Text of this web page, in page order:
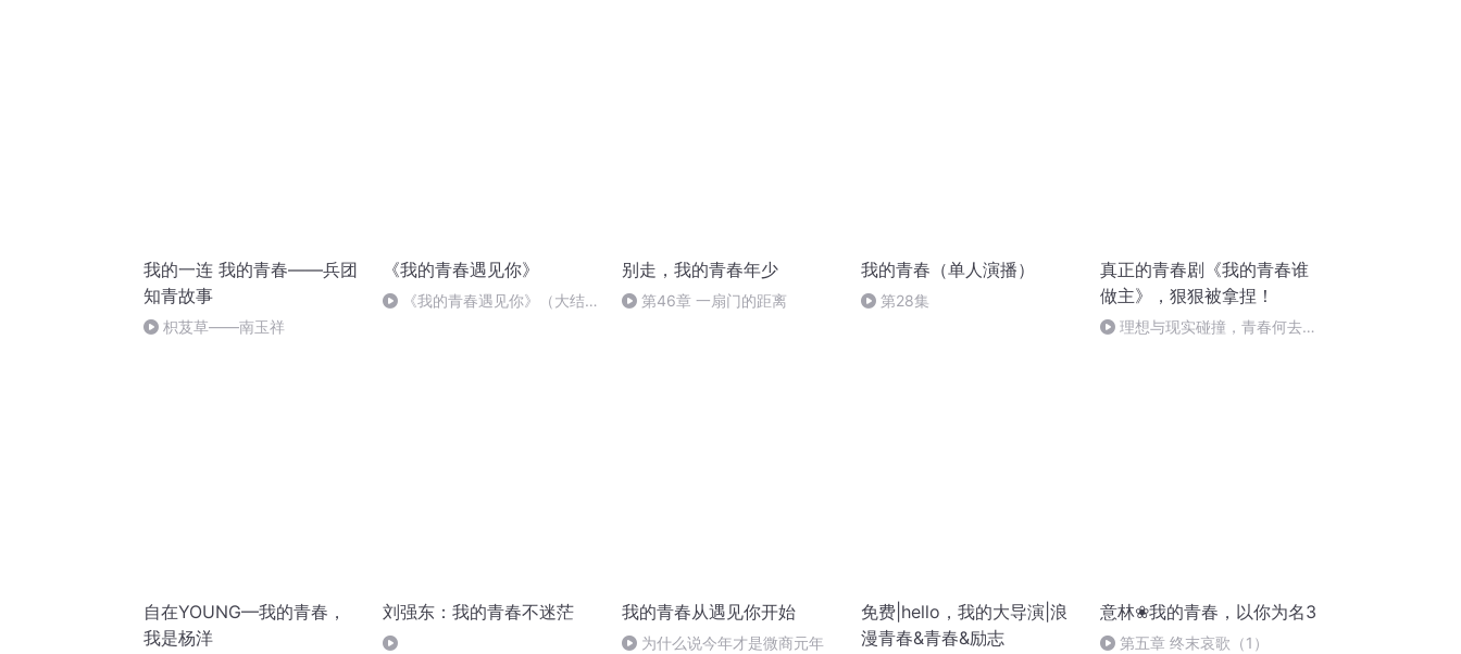
我的一连 我的青春——兵团
知青故事
枳芨草——南玉祥
《我的青春遇见你》
《我的青春遇见你》（大结
别走，我的青春年少
第46章 一扇门的距离
我的青春（单人演播）
第28集
真正的青春剧《我的青春谁
做主》，狠狠被拿捏！
理想与现实碰撞，青春何去何
自在YOUNG—我的青春，
我是杨洋
刘强东：我的青春不迷茫 我的青春从遇见你开始
为什么说今年才是微商元年
免费|hello，我的大导演|浪
漫青春&青春&励志
意林❀我的青春，以你为名3
第五章 终末哀歌（1）